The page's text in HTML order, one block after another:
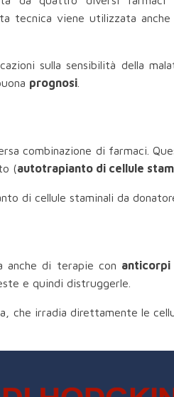
tecnica viene utilizzata
sulla sensibilità della
prognosi
combinazione di farmaci.
(autotrapianto di cellule
di cellule staminali da
anche di terapie con anticorpi
e quindi distruggerle.
che irradia direttamente le